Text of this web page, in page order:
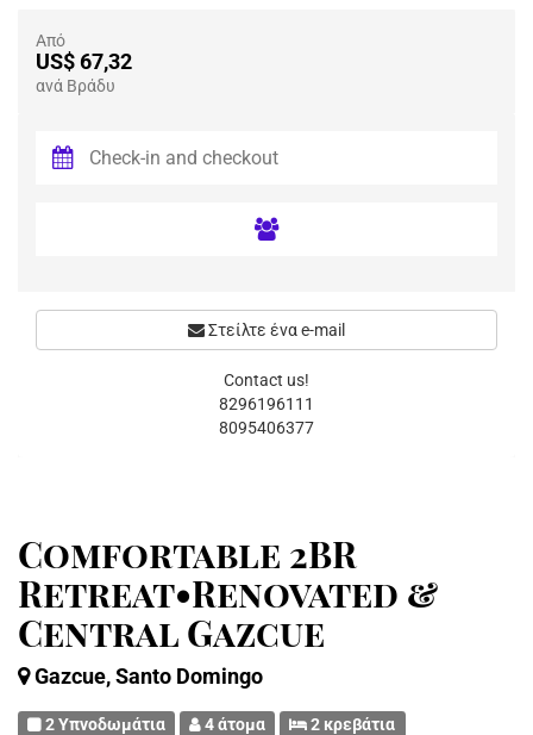
Comfortable 2BR
Retreat•Renovated &
Central Gazcue
Gazcue, Santo Domingo
2 Υπνοδωμάτια 4 άτομα
2 κρεβάτια
Από
US$ 67,32
ανά Βράδυ
Στείλτε ένα e-mail
Contact us!
8296196111
8095406377